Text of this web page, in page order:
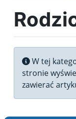
Informacja
W tej
stronie
zawierać